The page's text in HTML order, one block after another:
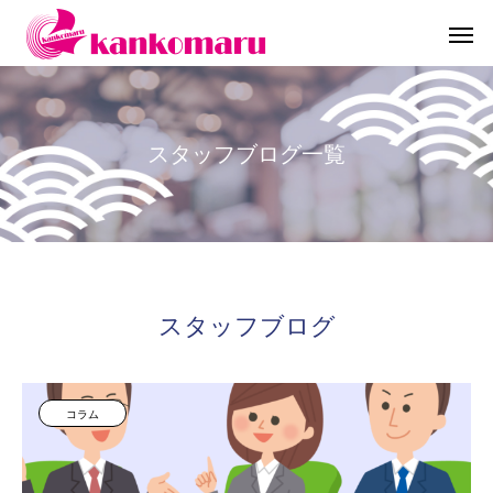
ス タ ッフブログ一覧
スタッフブログ
コラム